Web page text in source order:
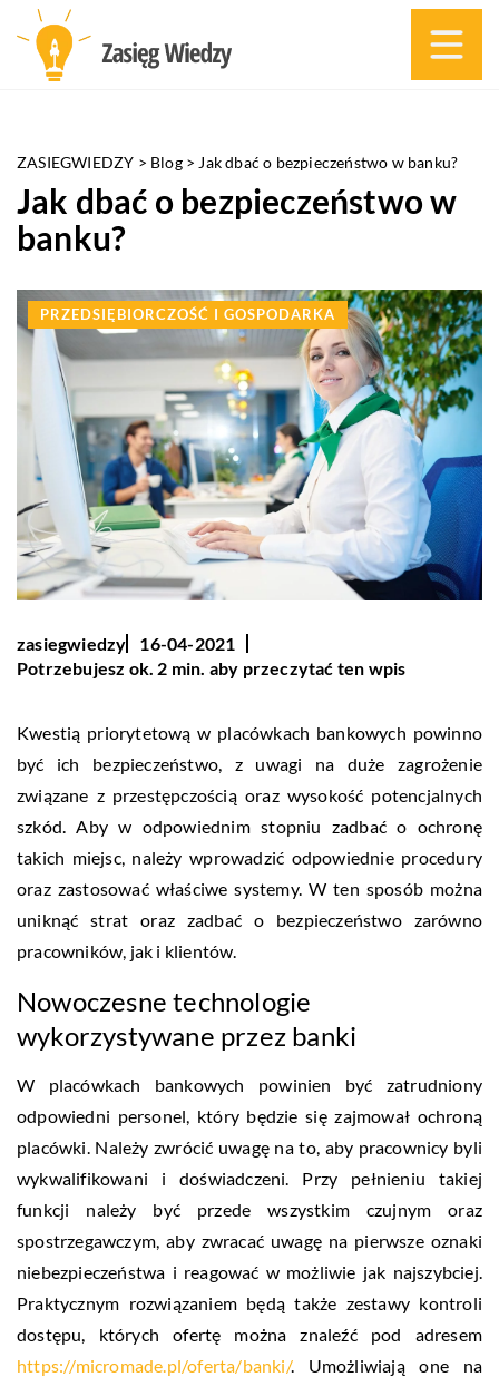
ZASIEGWIEDZY > Blog> Jak dbać o bezpieczeństwo w banku?
Jak dbać o bezpieczeństwo w
banku?
PRZEDSIĘBIORCZOŚĆ I GOSPODARKA
zasiegwiedzy
16-04-2021
Potrzebujesz ok. 2 min. aby przeczytać ten wpis
Kwestią priorytetową w placówkach bankowych powinno
być ich bezpieczeństwo, z uwagi na duże zagrożenie
związane z przestępczością oraz wysokość potencjalnych
szkód. Aby w odpowiednim stopniu zadbać o ochronę
takich miejsc, należy wprowadzić odpowiednie procedury
oraz zastosować właściwe systemy. W ten sposób można
uniknąć strat oraz zadbać o bezpieczeństwo zarówno
pracowników, jak i klientów.
Nowoczesne technologie
wykorzystywane przez banki
W placówkach bankowych powinien być zatrudniony
odpowiedni personel, który będzie się zajmował ochroną
placówki. Należy zwrócić uwagę na to, aby pracownicy byli
wykwalifikowani i doświadczeni. Przy pełnieniu takiej
funkcji należy być przede wszystkim czujnym oraz
spostrzegawczym, aby zwracać uwagę na pierwsze oznaki
niebezpieczeństwa i reagować w możliwie jak najszybciej.
Praktycznym rozwiązaniem będą także zestawy kontroli
dostępu, których ofertę można znaleźć pod adresem
https://micromade.pl/oferta/banki/. Umożliwiają one na